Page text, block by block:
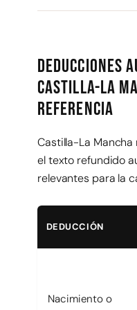
Deducciones
Castilla-La
referencia
Castilla-La
el texto refundido
relevantes para la
DEDUCCIÓN
Nacimiento o